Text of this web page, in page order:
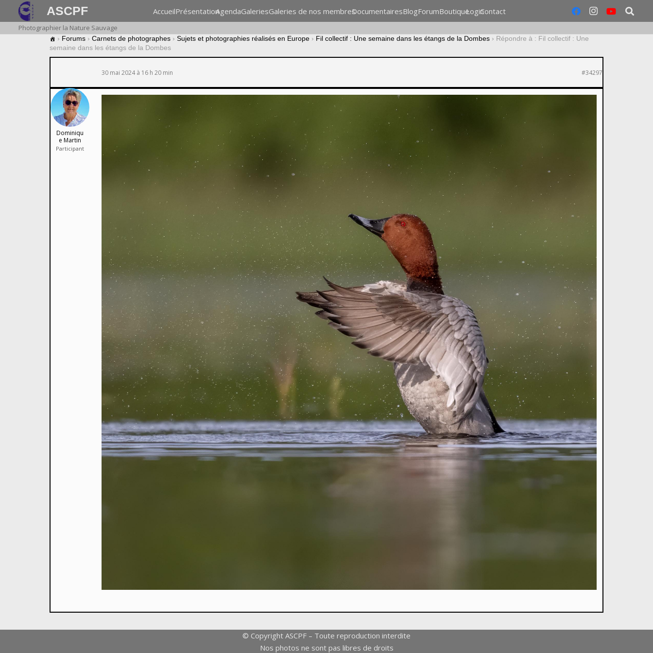
ASCPF AccueilPrésentationAgendaGaleriesGaleries de nos membresDocumentairesBlogForumBoutiqueLoginContact
Photographier la Nature Sauvage
› Forums › Carnets de photographes › Sujets et photographies réalisés en Europe › Fil collectif : Une semaine dans les étangs de la Dombes › Répondre à : Fil collectif : Une
semaine dans les étangs de la Dombes
30 mai 2024 à 16 h 20 min #34297
Dominiqu
e Martin
Participant
© Copyright ASCPF – Toute reproduction interdite
Nos photos ne sont pas libres de droits